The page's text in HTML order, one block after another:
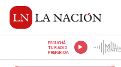
ESCUCHÁ
TU RADIO
PREFERIDA